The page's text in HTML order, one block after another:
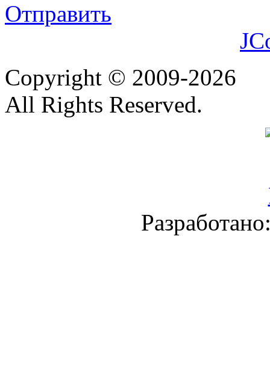
Отправить
Copyright © 2009-2026
All Rights Reserved.